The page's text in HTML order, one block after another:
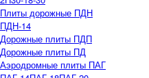
Плиты дорожные ПДН
ПДН-14
Дорожные плиты ПДП
Дорожные плиты ПД
Аэродромные плиты ПАГ